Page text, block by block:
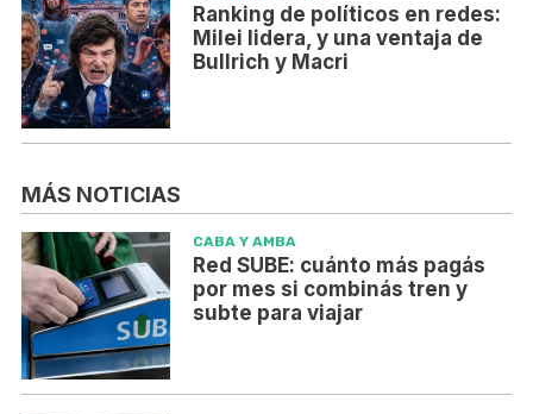
Ranking de políticos en redes:
Milei lidera, y una ventaja de
Bullrich y Macri
MÁS NOTICIAS
CABA Y AMBA
Red SUBE: cuánto más pagás
por mes si combinás tren y
subte para viajar